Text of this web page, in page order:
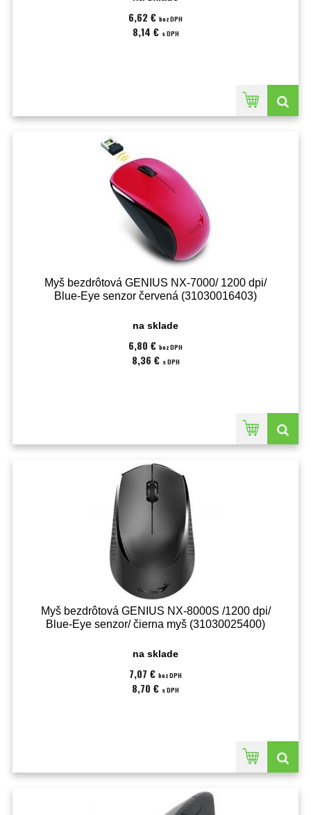
6,62 € bez DPH
8,14 € s DPH
Myš bezdrôtová GENIUS NX-7000/ 1200 dpi/
Blue-Eye senzor červená (31030016403)
na sklade
6,80 € bez DPH
8,36 € s DPH
Myš bezdrôtová GENIUS NX-8000S /1200 dpi/
Blue-Eye senzor/ čierna myš (31030025400)
na sklade
7,07 € bez DPH
8,70 € s DPH